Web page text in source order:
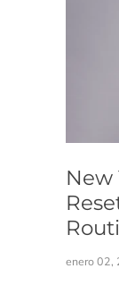
New
enero 02,